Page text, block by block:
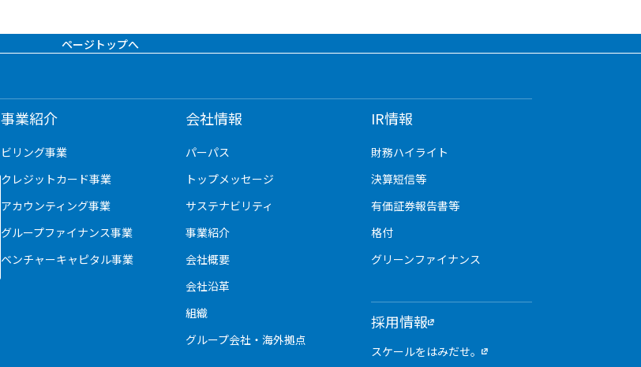
ページトップへ
事業紹介
ビリング事業
クレジットカード事業
アカウンティング事業
グループファイナンス事業
ベンチャーキャピタル事業
会社情報
パーパス
トップメッセージ
サステナビリティ
事業紹介
会社概要
会社沿革
組織
グループ会社・海外拠点
IR情報
財務ハイライト
決算短信等
有価証券報告書等
格付
グリーンファイナンス
採用情報
スケールをはみだせ。